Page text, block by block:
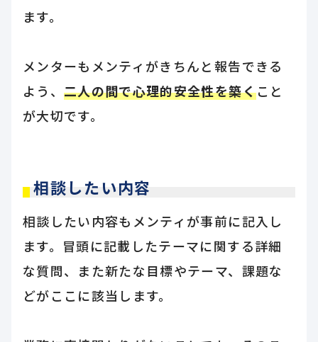
ます。
メンターもメンティがきちんと報告できる
よう、二人の間で心理的安全性を築くこと
が大切です。
相談したい内容
相談したい内容もメンティが事前に記入し
ます。冒頭に記載したテーマに関する詳細
な質問、また新たな目標やテーマ、課題な
どがここに該当します。